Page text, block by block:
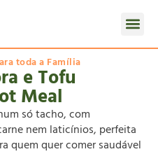
toda a Família
e Tofu
Meal
só tacho, com
nem laticínios, perfeita
quem quer comer saudável